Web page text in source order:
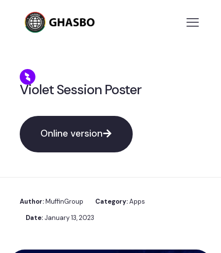
Violet Session Poster
Online version
Author:MuffinGroup Category:Apps
Date: January 13, 2023